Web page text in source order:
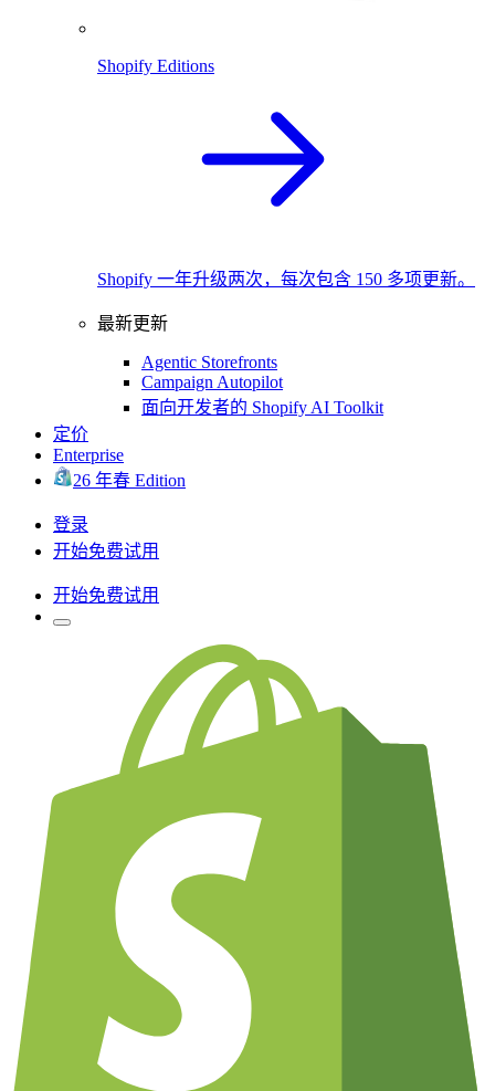
Shopify Editions
Shopify 一年升级两次，每次包含 150 多项更新。
最新更新
Agentic Storefronts
Campaign Autopilot
面向开发者的 Shopify AI Toolkit
定价
Enterprise
26 年春 Edition
登录
开始免费试用
开始免费试用